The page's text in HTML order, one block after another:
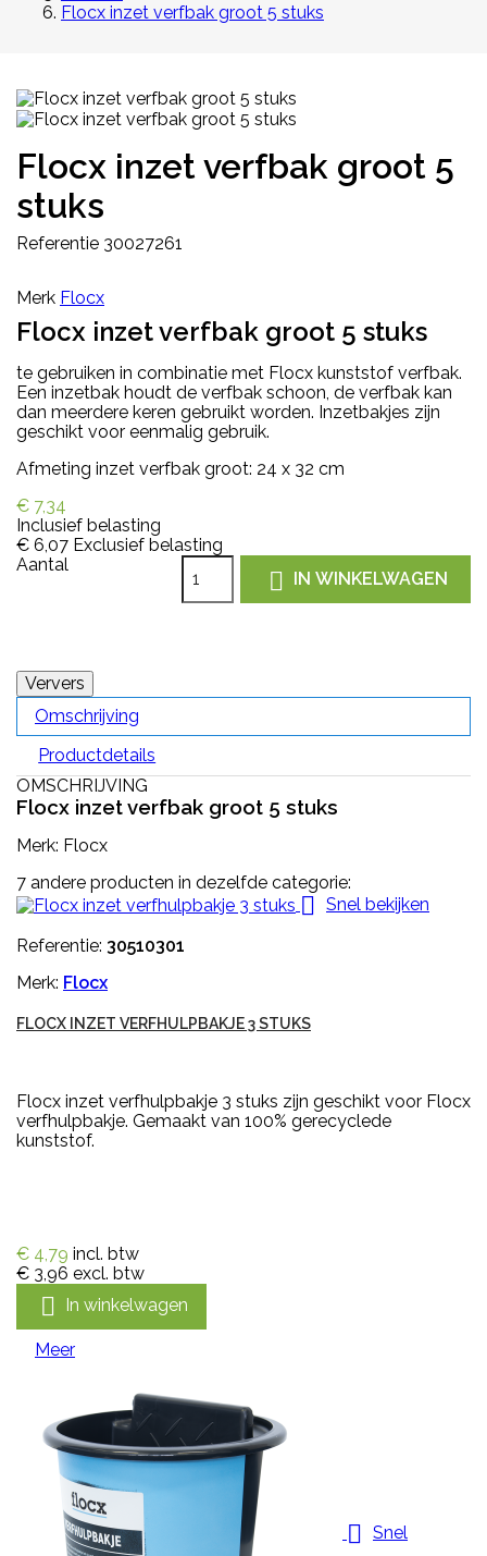
Flocx inzet verfbak groot 5 stuks
Flocx inzet verfbak groot 5
stuks
Referentie 30027261
Merk Flocx
Flocx inzet verfbak groot 5 stuks
te gebruiken in combinatie met Flocx kunststof verfbak.
Een inzetbak houdt de verfbak schoon, de verfbak kan
dan meerdere keren gebruikt worden. Inzetbakjes zijn
geschikt voor eenmalig gebruik.
Afmeting inzet verfbak groot: 24 x 32 cm
€ 7,34
Inclusief belasting
€ 6,07 Exclusief belasting
Aantal
 IN WINKELWAGEN
Omschrijving
Productdetails
OMSCHRIJVING
Flocx inzet verfbak groot 5 stuks
Merk: Flocx
7 andere producten in dezelfde categorie:
 Snel bekijken
Referentie: 30510301
Merk: Flocx
FLOCX INZET VERFHULPBAKJE 3 STUKS
Flocx inzet verfhulpbakje 3 stuks zijn geschikt voor Flocx
verfhulpbakje. Gemaakt van 100% gerecyclede
kunststof.
€ 4,79 incl. btw
€ 3,96 excl. btw
 In winkelwagen
Meer
 Snel